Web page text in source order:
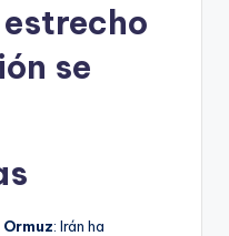
se
: Irán ha